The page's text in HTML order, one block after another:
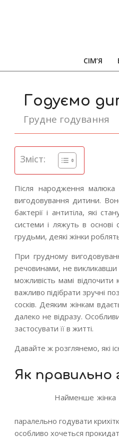
СІМ’Я
Годуємо
Грудне годування
Зміст:
Після народження
вигодовування дитини.
бактерії і антитіла, які
системи і ляжуть в основі
грудьми, деякі жінки
При грудному
речовинами, не викликавши
можливість мамі
важливо підібрати зручні
сосків. Деяким жінкам
далеко не відразу.
застосувати її в житті.
Давайте ж розглянемо, які
Як правильно
Найменше жінка
паралельно годувати
особливо хочеться